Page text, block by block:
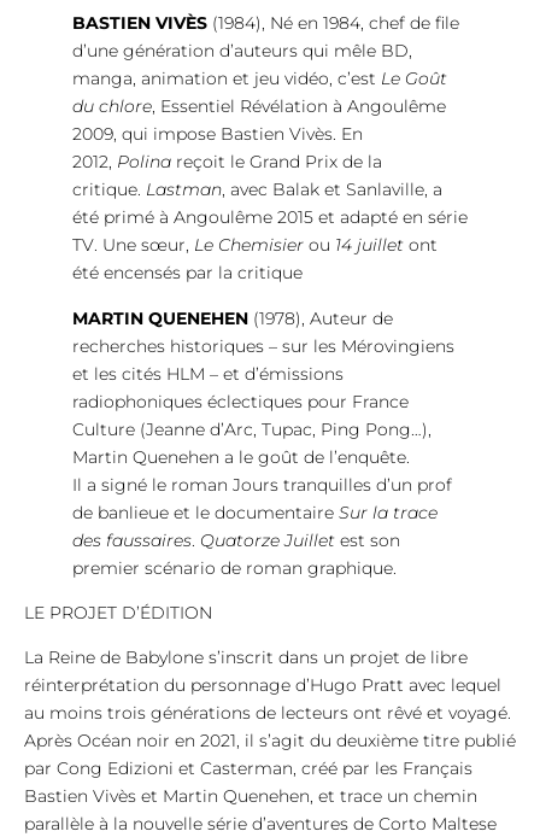
BASTIEN VIVÈS (1984), Né en 1984, chef de file
d’une génération d’auteurs qui mêle BD,
manga, animation et jeu vidéo, c’est Le Goût
du chlore, Essentiel Révélation à Angoulême
2009, qui impose Bastien Vivès. En
2012, Polina reçoit le Grand Prix de la
critique. Lastman, avec Balak et Sanlaville, a
été primé à Angoulême 2015 et adapté en série
TV. Une sœur, Le Chemisier ou 14 juillet ont
été encensés par la critique
MARTIN QUENEHEN (1978), Auteur de
recherches historiques – sur les Mérovingiens
et les cités HLM – et d’émissions
radiophoniques éclectiques pour France
Culture (Jeanne d’Arc, Tupac, Ping Pong…),
Martin Quenehen a le goût de l’enquête.
Il a signé le roman Jours tranquilles d’un prof
de banlieue et le documentaire Sur la trace
des faussaires. Quatorze Juillet est son
premier scénario de roman graphique.
LE PROJET D’ÉDITION
La Reine de Babylone s’inscrit dans un projet de libre
réinterprétation du personnage d’Hugo Pratt avec lequel
au moins trois générations de lecteurs ont rêvé et voyagé.
Après Océan noir en 2021, il s’agit du deuxième titre publié
par Cong Edizioni et Casterman, créé par les Français
Bastien Vivès et Martin Quenehen, et trace un chemin
parallèle à la nouvelle série d’aventures de Corto Maltese